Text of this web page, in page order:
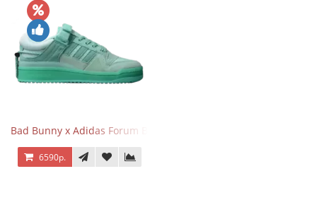
Bad Bunny x Adidas Forum Buckle Low Mint Blue
6590р.